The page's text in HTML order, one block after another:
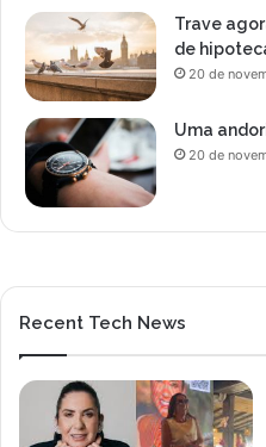
Trave
de
20 de
Uma
20 de
Recent Tech News